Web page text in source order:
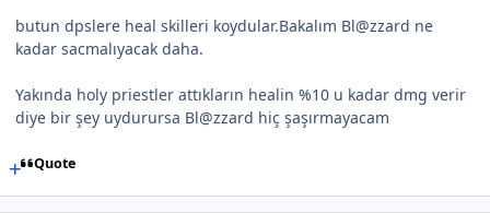
butun dpslere heal skilleri koydular.Bakalım Bl@zzard ne
kadar sacmalıyacak daha.
Yakında holy priestler attıkların healin %10 u kadar dmg verir
diye bir şey uydurursa Bl@zzard hiç şaşırmayacam
Quote